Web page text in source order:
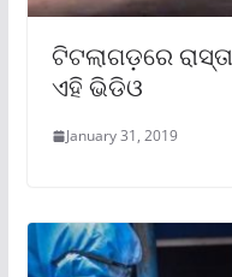
ଟିଟଲାଗଡ଼ରେ
ଏହି ଭିଡିଓ
January 31, 2019